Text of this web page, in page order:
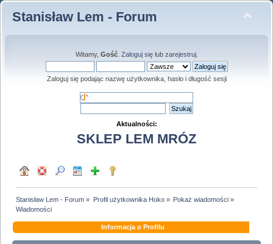
Stanisław Lem - Forum
Witamy, Gość. Zaloguj sięlub zarejestruj.
Zaloguj się podając nazwę użytkownika, hasło i długość sesji
Aktualności:
SKLEP LEM MRÓZ
Stanisław Lem - Forum » Profil użytkownika Hoko» Pokaż wiadomości»
Wiadomości
Informacja o Profilu